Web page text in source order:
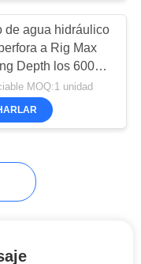
alta de la
de agua hidráulico
a Rig Max
Depth los 600m
compresor de aire
de fango
MOQ:1 unidad